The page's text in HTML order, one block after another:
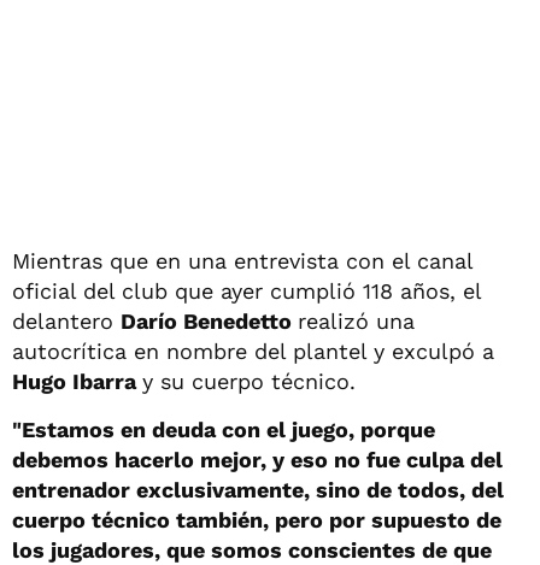
Mientras que en una entrevista con el canal
oficial del club que ayer cumplió 118 años, el
delantero Darío Benedetto realizó una
autocrítica en nombre del plantel y exculpó a
Hugo Ibarray su cuerpo técnico.
"Estamos en deuda con el juego, porque
debemos hacerlo mejor, y eso no fue culpa del
entrenador exclusivamente, sino de todos, del
cuerpo técnico también, pero por supuesto de
los jugadores, que somos conscientes de que